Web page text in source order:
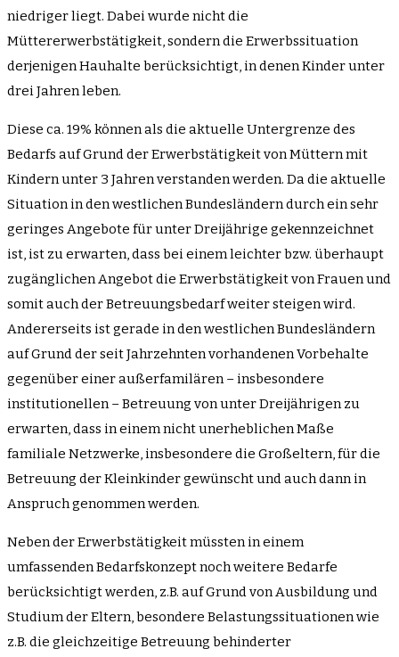
niedriger liegt. Dabei wurde nicht die
Müttererwerbstätigkeit, sondern die Erwerbssituation
derjenigen Hauhalte berücksichtigt, in denen Kinder unter
drei Jahren leben.
Diese ca. 19% können als die aktuelle Untergrenze des
Bedarfs auf Grund der Erwerbstätigkeit von Müttern mit
Kindern unter 3 Jahren verstanden werden. Da die aktuelle
Situation in den westlichen Bundesländern durch ein sehr
geringes Angebote für unter Dreijährige gekennzeichnet
ist, ist zu erwarten, dass bei einem leichter bzw. überhaupt
zugänglichen Angebot die Erwerbstätigkeit von Frauen und
somit auch der Betreuungsbedarf weiter steigen wird.
Andererseits ist gerade in den westlichen Bundesländern
auf Grund der seit Jahrzehnten vorhandenen Vorbehalte
gegenüber einer außerfamilären – insbesondere
institutionellen – Betreuung von unter Dreijährigen zu
erwarten, dass in einem nicht unerheblichen Maße
familiale Netzwerke, insbesondere die Großeltern, für die
Betreuung der Kleinkinder gewünscht und auch dann in
Anspruch genommen werden.
Neben der Erwerbstätigkeit müssten in einem
umfassenden Bedarfskonzept noch weitere Bedarfe
berücksichtigt werden, z.B. auf Grund von Ausbildung und
Studium der Eltern, besondere Belastungssituationen wie
z.B. die gleichzeitige Betreuung behinderter